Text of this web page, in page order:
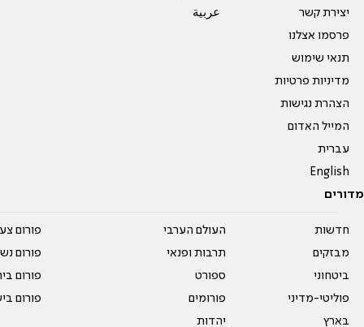
יצירת קשר
פרסמו אצלנו
תנאי שימוש
מדיניות פרטיות
הצהרת נגישות
המייל האדום
עברית
English
عربية
מדורים
חדשות
מבזקים
ביטחוני
פוליטי-מדיני
בארץ
העולם הערבי
תרבות ופנאי
ספורט
פורומים
יהדות
פורום
פורום
פורום
פורום